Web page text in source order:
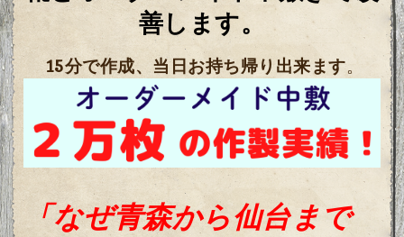
善します。
15分で作成、当日お持ち帰り出来ます。
「なぜ青森から仙台まで